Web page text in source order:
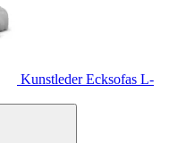
Kunstleder Ecksofas L-